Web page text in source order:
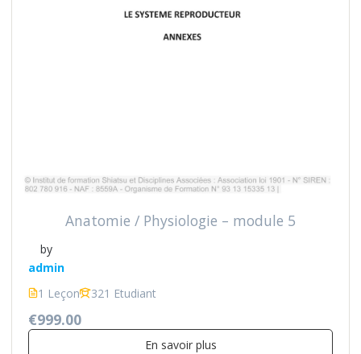
Anatomie / Physiologie – module 5
by
admin
1 Leçon
321 Etudiant
€999.00
En savoir plus